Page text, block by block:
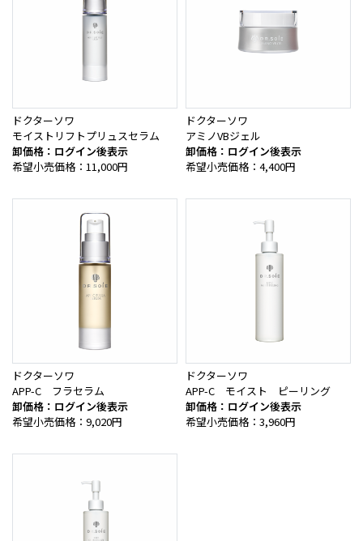
ドクターソワ
モイストリフトプリュスセラム
卸価格：ログイン後表示
希望小売価格：11,000円
ドクターソワ
アミノVBジェル
卸価格：ログイン後表示
希望小売価格：4,400円
ドクターソワ
APP-C フラセラム
卸価格：ログイン後表示
希望小売価格：9,020円
ドクターソワ
APP-C モイスト ピーリング
卸価格：ログイン後表示
希望小売価格：3,960円